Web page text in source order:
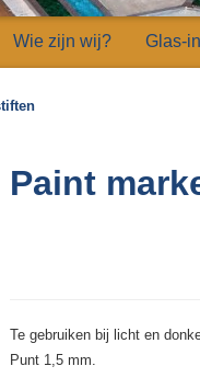
Wie zijn wij? Glas-
Paint
Te gebruiken bij licht en
Punt 1,5 mm.